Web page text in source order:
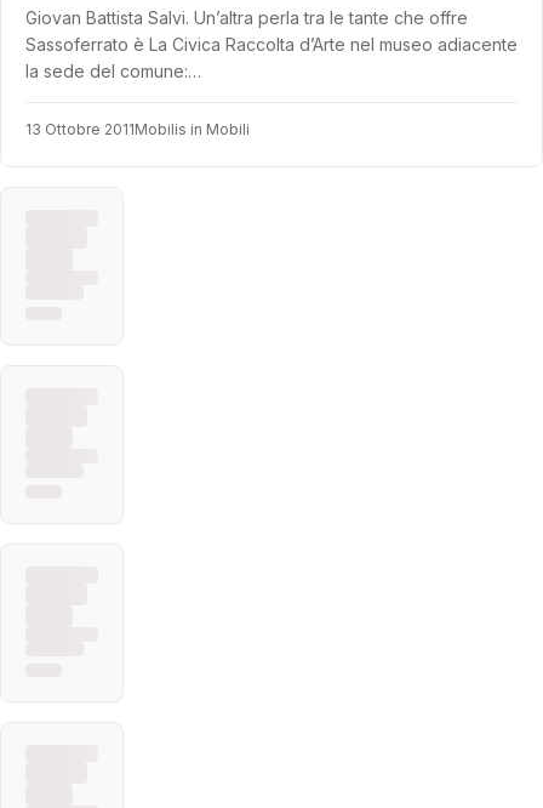
Giovan Battista Salvi. Un’altra perla tra le tante che offre
Sassoferrato è La Civica Raccolta d’Arte nel museo adiacente
la sede del comune:…
13 Ottobre 2011Mobilis in Mobili